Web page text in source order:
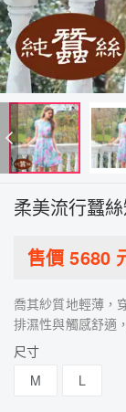
柔美流行蠶
售價5680
喬其紗質地輕薄，
排濕性與觸感舒適
尺寸
M
L